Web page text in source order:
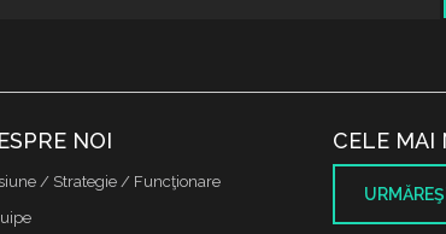
NOI
/ Strategie / Funcţionare
CELE MAI